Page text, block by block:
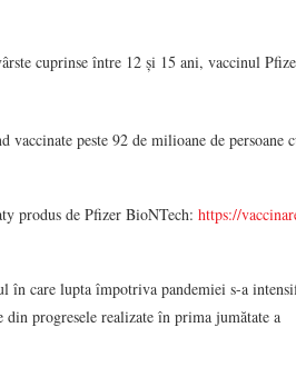
cuprinse între 12 și 15 ani, vaccinul
peste 92 de milioane de persoane
produs de Pfizer BioNTech: https://
care lupta împotriva pandemiei s-a
progresele realizate în prima jumătate a